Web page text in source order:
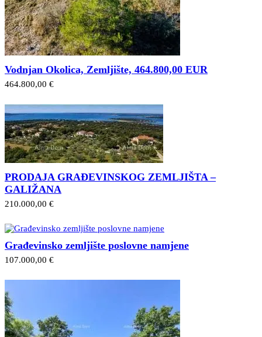
Vodnjan Okolica, Zemljište, 464.800,00 EUR
464.800,00 €
PRODAJA GRAĐEVINSKOG ZEMLJIŠTA –
GALIŽANA
210.000,00 €
Građevinsko zemljište poslovne namjene
107.000,00 €